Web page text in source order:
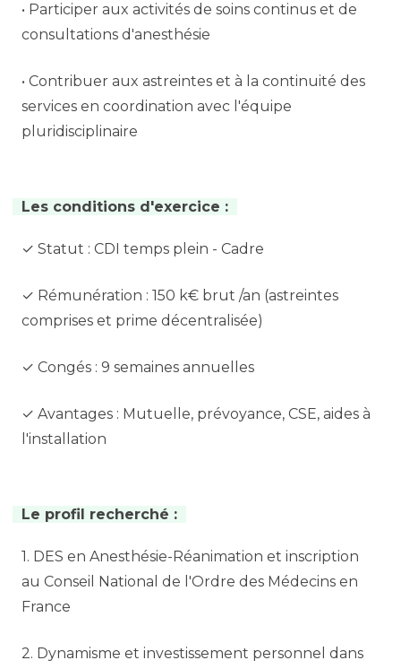
• Participer aux activités de soins continus et de
consultations d'anesthésie
• Contribuer aux astreintes et à la continuité des
services en coordination avec l'équipe
pluridisciplinaire
Les conditions d'exercice :
✓ Statut : CDI temps plein - Cadre
✓ Rémunération : 150 k€ brut /an (astreintes
comprises et prime décentralisée)
✓ Congés : 9 semaines annuelles
✓ Avantages : Mutuelle, prévoyance, CSE, aides à
l'installation
Le profil recherché :
1. DES en Anesthésie-Réanimation et inscription
au Conseil National de l'Ordre des Médecins en
France
2. Dynamisme et investissement personnel dans